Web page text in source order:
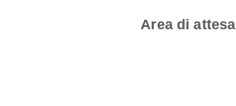
Area di attesa